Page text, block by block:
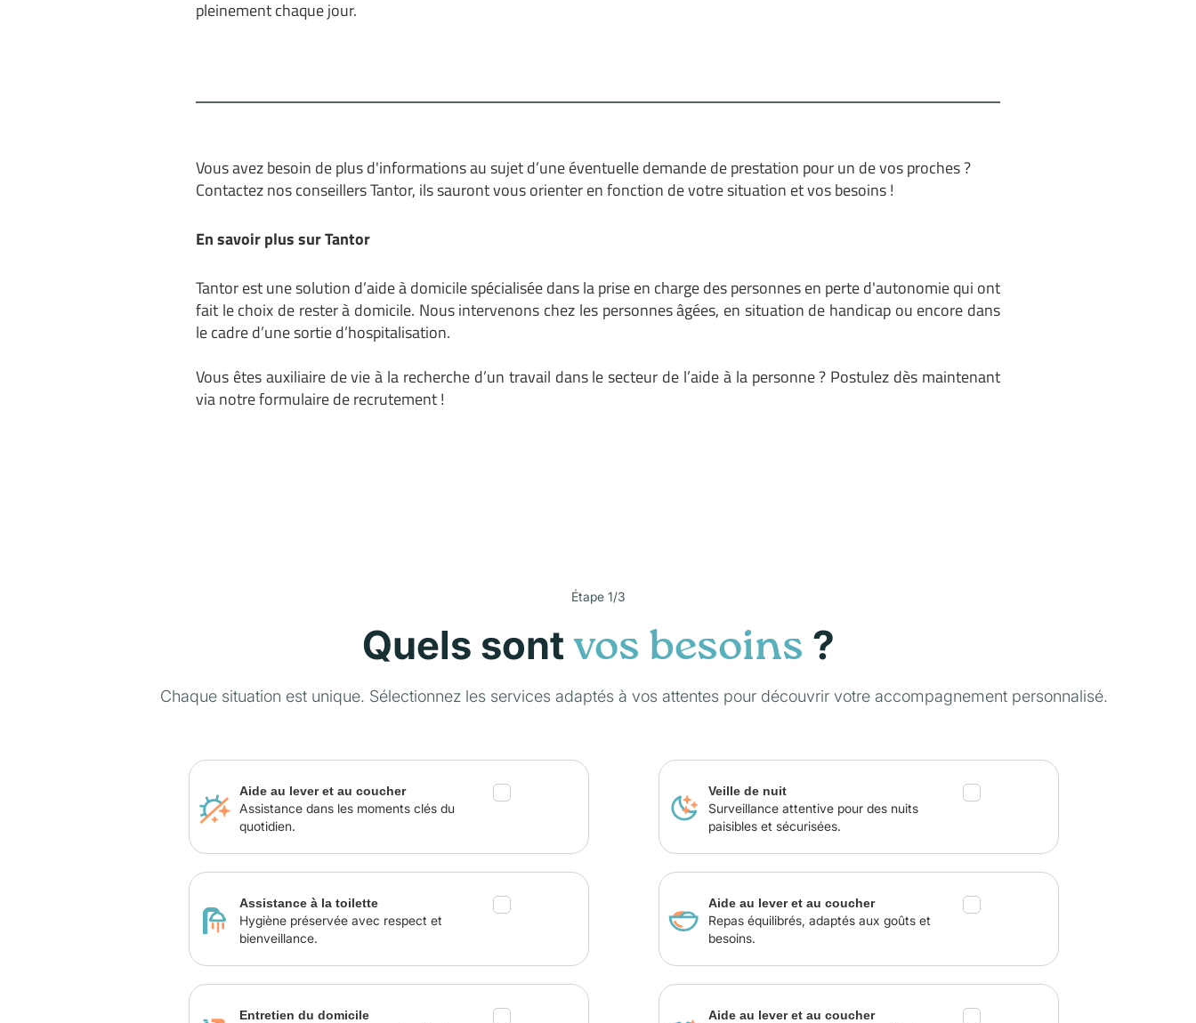
pleinement chaque jour.
Vous avez besoin de plus d'informations au sujet d’une éventuelle demande de prestation pour un de vos proches ?
Contactez nos conseillers Tantor, ils sauront vous orienter en fonction de votre situation et vos besoins !
En savoir plus sur Tantor
Tantor est une solution d’aide à domicilespécialisée dans la prise en charge des personnes en perte d'autonomie qui ont
fait le choix de rester à domicile. Nous intervenons chez les personnes âgées, en situation de handicap ou encore dans
le cadre d’une sortie d’hospitalisation.
Vous êtes auxiliaire de vie à la recherche d’un travail dans le secteur de l’aide à la personne ? Postulez dès maintenant
via notreformulaire de recrutement!
Étape 1/3
Quels sont vos besoins ?
Chaque situation est unique. Sélectionnez les services adaptés à vos attentes pour découvrir votre accompagnement personnalisé.
Aide au lever et au coucher
Assistance dans les moments clés du
quotidien.
Veille de nuit
Surveillance attentive pour des nuits
paisibles et sécurisées.
Assistance à la toilette
Hygiène préservée avec respect et
bienveillance.
Aide au lever et au coucher
Repas équilibrés, adaptés aux goûts et
besoins.
Entretien du domicile Aide au lever et au coucher